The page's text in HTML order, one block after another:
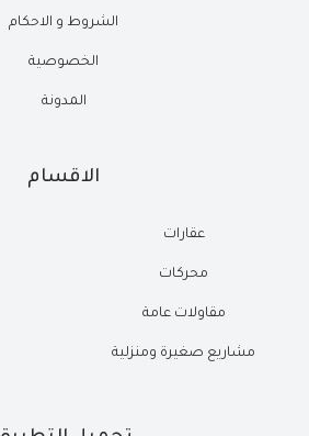
الشروط و الاحكام
الخصوصية
المدونة
الاقسام
عقارات
محركات
مقاولات عامة
مشاريع صغيرة ومنزلية